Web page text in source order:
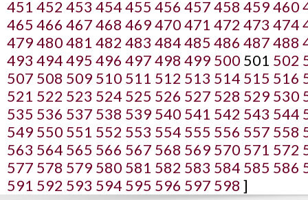
451 452 453 454455 456 457458 459460
465 466 467468 469470471 472 473 474
479480481 482 483 484485 486 487488
493 494495 496 497498 499 500 501 502
507 508 509 510 511 512 513 514 515 516
521 522 523 524 525 526 527 528 529 530
535 536 537 538 539 540 541 542 543 544
549 550 551 552 553 554 555 556 557 558
563 564 565 566 567 568 569 570 571 572
577 578 579 580 581 582 583 584 585 586
591 592 593 594 595 596 597 598 ]